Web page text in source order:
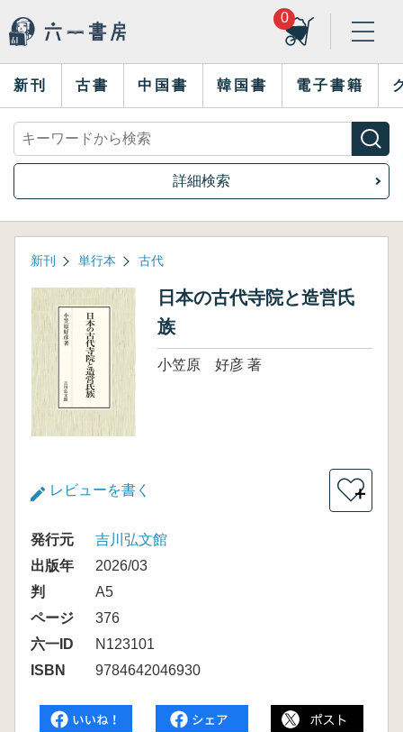
0
新刊 古書 中国書 韓国書 電子書籍
詳細検索
新刊 単行本 古代
日本の古代寺院と造営氏
族
小笠原 好彦 著
レビューを書く ＋
発行元
吉川弘文館
出版年
2026/03
判
A5
ページ
376
六一ID
N123101
ISBN
9784642046930